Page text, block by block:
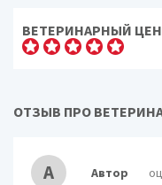
ВЕТЕРИНАРНЫЙ
ОТЗЫВ ПРО
А Автор